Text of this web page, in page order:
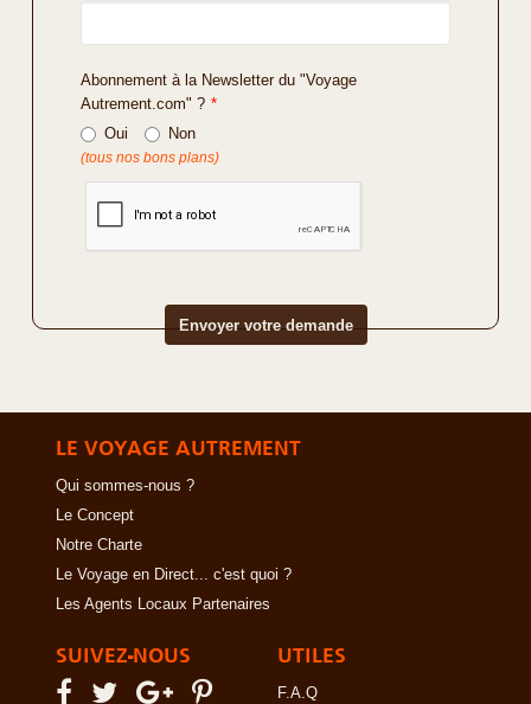
Abonnement à la Newsletter du "Voyage
Autrement.com" ? *
Oui
Non
(tous nos bons plans)
LE VOYAGE AUTREMENT
Qui sommes-nous ?
Le Concept
Notre Charte
Le Voyage en Direct... c'est quoi ?
Les Agents Locaux Partenaires
SUIVEZ-NOUS UTILES
F.A.Q